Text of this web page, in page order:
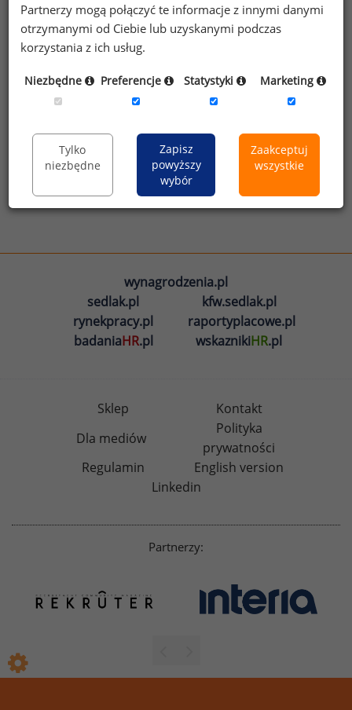
Zarobki na stanowiskach
Wynagrodzenia w branży IT
Zobacz więcej infografik
wynagrodzenia.pl
sedlak.pl
kfw.sedlak.pl
rynekpracy.pl
raportyplacowe.pl
badaniaHR.pl wskaznikiHR.pl
Sklep
Kontakt
Dla mediów
Polityka
prywatności
Regulamin
English version
Linkedin
Partnerzy:
Partnerzy mogą połączyć te informacje z innymi danymi
otrzymanymi od Ciebie lub uzyskanymi podczas
korzystania z ich usług.
Niezbędne Preferencje Statystyki Marketing
Tylko
niezbędne
Zapisz
powyższy
wybór
Zaakceptuj
wszystkie